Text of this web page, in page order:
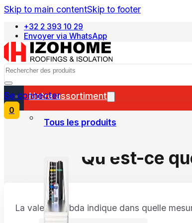
Skip to main contentSkip to footer
+32 2 393 10 29
Envoyer via WhatsApp
Nederlands
Search
Se connecter
0
Notre assortiment
Tous les produits
Qu’est-ce
La valeur lambda indique dans quelle